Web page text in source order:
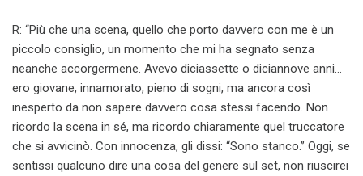
R: “Più che una scena, quello che porto davvero con me è un
piccolo consiglio, un momento che mi ha segnato senza
neanche accorgermene. Avevo diciassette o diciannove anni…
ero giovane, innamorato, pieno di sogni, ma ancora così
inesperto da non sapere davvero cosa stessi facendo. Non
ricordo la scena in sé, ma ricordo chiaramente quel truccatore
che si avvicinò. Con innocenza, gli dissi: “Sono stanco.” Oggi, se
sentissi qualcuno dire una cosa del genere sul set, non riuscirei